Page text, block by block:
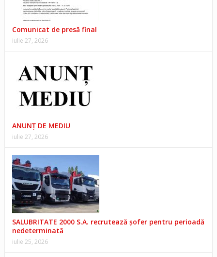
Comunicat de presă final
iulie 27, 2026
ANUNŢ DE MEDIU
iulie 27, 2026
SALUBRITATE 2000 S.A. recrutează șofer pentru perioadă
nedeterminată
iulie 25, 2026